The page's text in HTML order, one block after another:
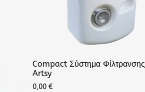
Compact Σύστημα Φίλτρανσης
Artsy
0,00€